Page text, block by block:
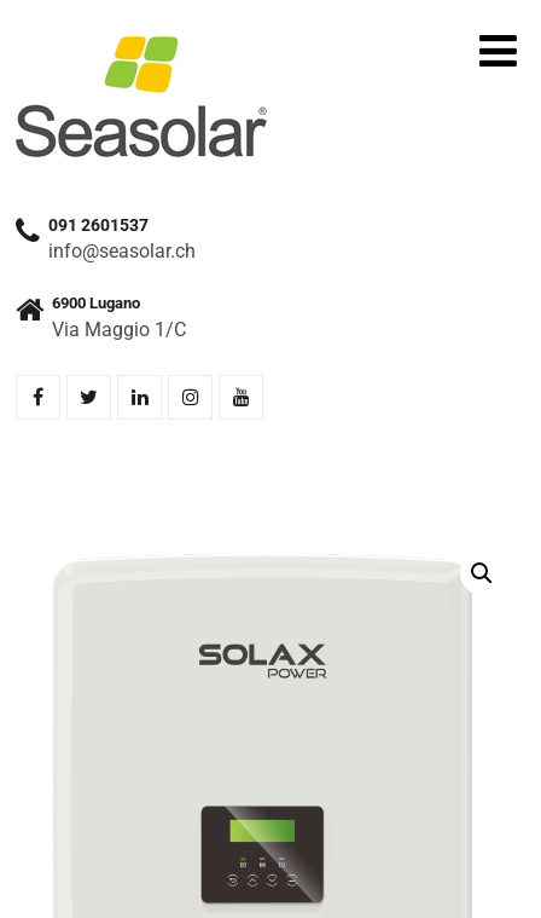
091 2601537
info@seasolar.ch
6900 Lugano
Via Maggio 1/C